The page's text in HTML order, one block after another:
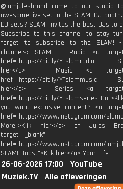
@iamjulesbrand came to our studio
awesome live set in the SLAM! DJ
DJ sets? SLAM! invites the best DJs to
Subscribe to this channel to stay
forget to subscribe to the SLAM! -
channels: SLAM! – Radio <a
href="https://bit.ly/YTslamradio
hier</a> – Music <a
href="https://bit.ly/YTslammusic
hier</a> – Series <a
href="https://bit.ly/YTslamseries
you want exclusive content? <a
href="https://www.instagram.com/
More">Klik hier</a> of Jules
target="_blank"
href="https://www.instagram.com/
SLAM! Boost">Klik hier</a> Your Life
26-06-2026 17:00
YouTube
Muziek.TV
Alle afleveringen